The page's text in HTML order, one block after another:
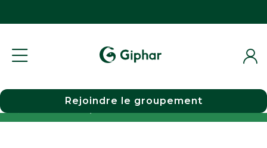
Choisir une pharmacie
Rejoindre le groupement